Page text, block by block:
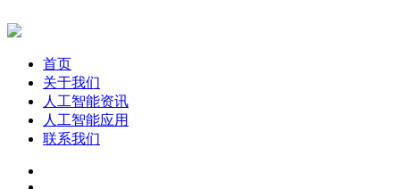
首页
关于我们
人工智能资讯
人工智能应用
联系我们